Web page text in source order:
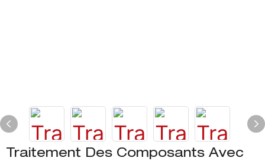
Traitement Des Composants Avec